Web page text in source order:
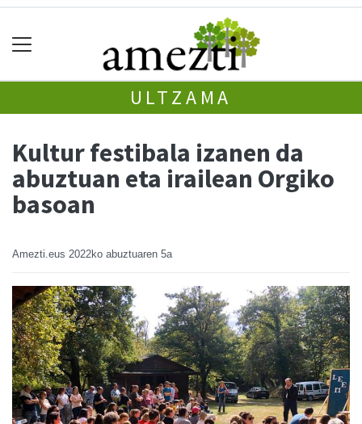
ULTZAMA
Kultur festibala izanen da
abuztuan eta irailean Orgiko
basoan
Amezti.eus 2022ko abuztuaren 5a